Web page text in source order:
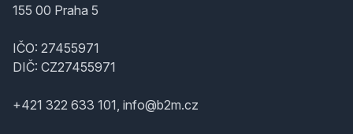
155 00 Praha 5
IČO: 27455971
DIČ: CZ27455971
+421 322 633 101, info@b2m.cz